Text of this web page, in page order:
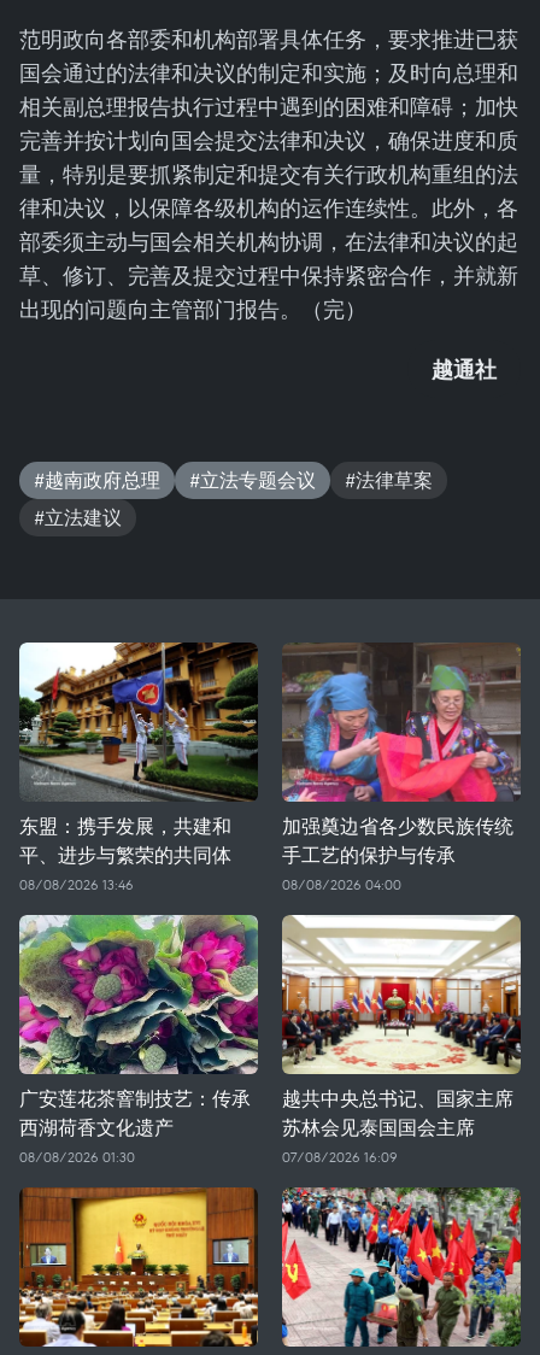
范明政向各部委和机构部署具体任务，要求推进已获
国会通过的法律和决议的制定和实施；及时向总理和
相关副总理报告执行过程中遇到的困难和障碍；加快
完善并按计划向国会提交法律和决议，确保进度和质
量，特别是要抓紧制定和提交有关行政机构重组的法
律和决议，以保障各级机构的运作连续性。此外，各
部委须主动与国会相关机构协调，在法律和决议的起
草、修订、完善及提交过程中保持紧密合作，并就新
出现的问题向主管部门报告。（完）
越通社
#越南政府总理 #立法专题会议
#法律草案
#立法建议
东盟：携手发展，共建和
平、进步与繁荣的共同体
08/08/2026 13:46
加强奠边省各少数民族传统
手工艺的保护与传承
08/08/2026 04:00
广安莲花茶窨制技艺：传承
西湖荷香文化遗产
08/08/2026 01:30
越共中央总书记、国家主席
苏林会见泰国国会主席
07/08/2026 16:09